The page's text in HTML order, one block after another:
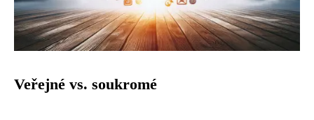
Veřejné vs. soukromé